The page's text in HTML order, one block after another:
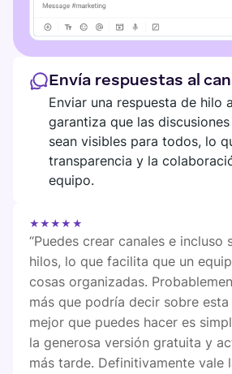
Envía respuestas al
Enviar una respuesta de hilo
garantiza que las
sean visibles para todos, lo
transparencia y la
equipo.
★★★★★
“Puedes crear canales e incluso
hilos, lo que facilita que un
cosas organizadas.
más que podría decir sobre
mejor que puedes hacer es
la generosa versión gratuita y
más tarde. Definitivamente vale